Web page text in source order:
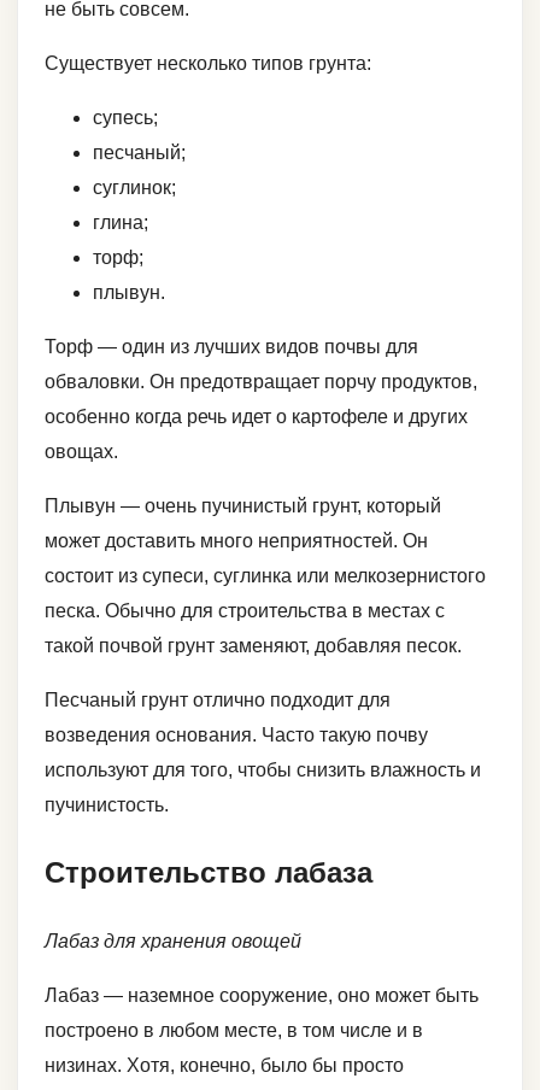
не быть совсем.
Существует несколько типов грунта:
супесь;
песчаный;
суглинок;
глина;
торф;
плывун.
Торф — один из лучших видов почвы для
обваловки. Он предотвращает порчу продуктов,
особенно когда речь идет о картофеле и других
овощах.
Плывун — очень пучинистый грунт, который
может доставить много неприятностей. Он
состоит из супеси, суглинка или мелкозернистого
песка. Обычно для строительства в местах с
такой почвой грунт заменяют, добавляя песок.
Песчаный грунт отлично подходит для
возведения основания. Часто такую почву
используют для того, чтобы снизить влажность и
пучинистость.
Строительство лабаза
Лабаз для хранения овощей
Лабаз — наземное сооружение, оно может быть
построено в любом месте, в том числе и в
низинах. Хотя, конечно, было бы просто